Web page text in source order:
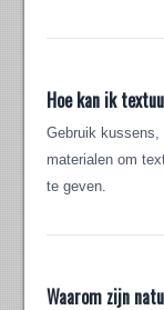
Hoe kan ik
Gebruik kussens,
materialen om
te geven.
Waarom zijn